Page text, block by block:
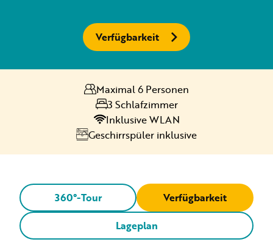
+31 (0) 577 411 283
Informationen für Gäste
Werken bij
Verfügbarkeit
Maximal 6 Personen
3 Schlafzimmer
Inklusive WLAN
Geschirrspüler inklusive
360°-Tour
Verfügbarkeit
Lageplan